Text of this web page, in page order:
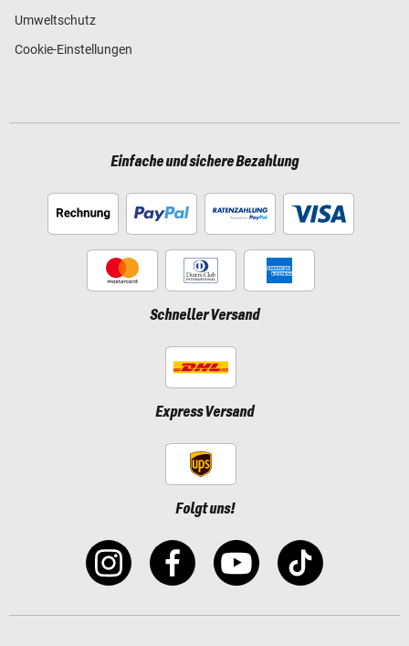
Umweltschutz
Cookie-Einstellungen
Einfache und sichere Bezahlung
Schneller Versand
Express Versand
Folgt uns!